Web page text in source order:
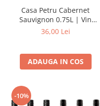
Casa Petru Cabernet
Sauvignon 0.75L | Vin
dezalcoolizat rosu demidulce
36,00 Lei
ADAUGA IN COS
-10%